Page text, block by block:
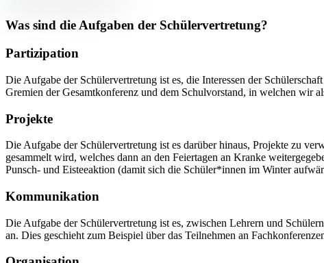
Was sind die Aufgaben der Schülervertretung?
Partizipation
Die Aufgabe der Schülervertretung ist es, die Interessen der
Gremien der Gesamtkonferenz und dem Schulvorstand, in welchen wir
Projekte
Die Aufgabe der Schülervertretung ist es darüber hinaus, Projekte zu
gesammelt wird, welches dann an den Feiertagen an Kranke
Punsch- und Eisteeaktion (damit sich die Schüler*innen im Winter
Kommunikation
Die Aufgabe der Schülervertretung ist es, zwischen Lehrern und
an. Dies geschieht zum Beispiel über das Teilnehmen an